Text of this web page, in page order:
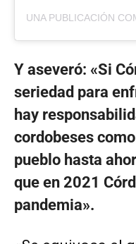
Y aseveró: «Si
seriedad para
hay
cordobeses
pueblo hasta
que en 2021
pandemia».